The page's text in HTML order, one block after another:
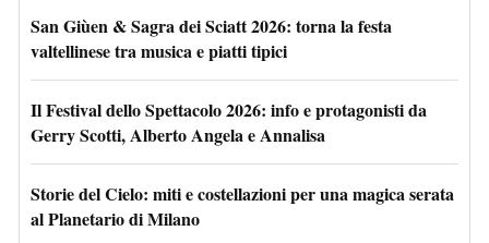
San Giùen & Sagra dei Sciatt 2026: torna la festa
valtellinese tra musica e piatti tipici
Il Festival dello Spettacolo 2026: info e protagonisti da
Gerry Scotti, Alberto Angela e Annalisa
Storie del Cielo: miti e costellazioni per una magica serata
al Planetario di Milano